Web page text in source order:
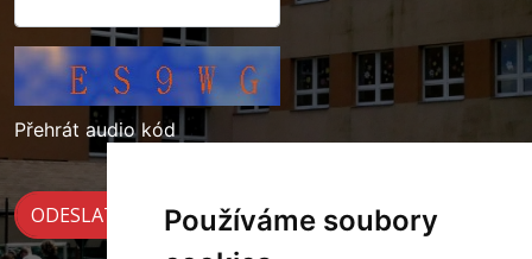
Používáme soubory
Přehrát audio kód